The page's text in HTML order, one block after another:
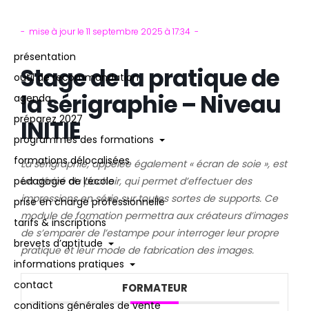
présentation
outil de recommandation
agenda
préparez 2027
programmes des formations
formations délocalisées
pédagogie de l’école
prise en charge professionnelle
tarifs & inscriptions
brevets d’aptitude
informations pratiques
contact
conditions générales de vente
mise à jour le 11 septembre 2025 à 17:34
Stage de la pratique de
la sérigraphie – Niveau
INITIE
La sérigraphie, appelée également « écran de soie », est
un dérivé du pochoir, qui permet d’effectuer des
impressions en série sur toutes sortes de supports. Ce
module de formation permettra aux créateurs d’images
de s’emparer de l’estampe pour interroger leur propre
pratique et leur mode de fabrication des images.
FORMATEUR